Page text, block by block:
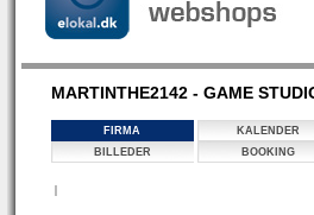
MARTINTHE2142 - GAME
FIRMA KALENDER
BILLEDER
BOOKING
|